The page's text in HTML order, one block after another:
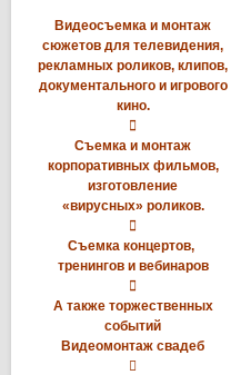
Видеосъемка и монтаж
сюжетов для телевидения,
рекламных роликов, клипов,
документального и игрового
кино.

Съемка и монтаж
корпоративных фильмов,
изготовление
«вирусных» роликов.

Съемка концертов,
тренингов и вебинаров

А также торжественных
событий
Видеомонтаж свадеб
